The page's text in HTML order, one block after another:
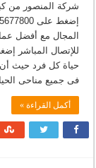
شركة المنصور من
المجال مع أفضل
حياة كل فرد حيث أن
فى جميع مناحى
أكمل القراءة »